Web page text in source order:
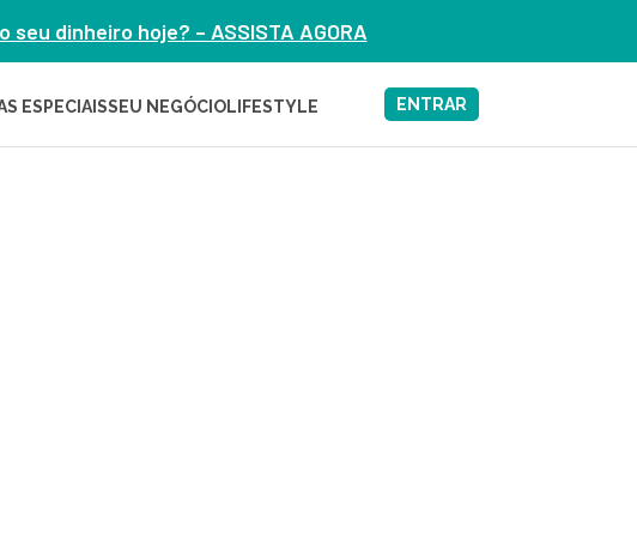
dinheiro hoje? – ASSISTA AGORA
ESPECIAISSEU NEGÓCIOLIFESTYLE ENTRAR